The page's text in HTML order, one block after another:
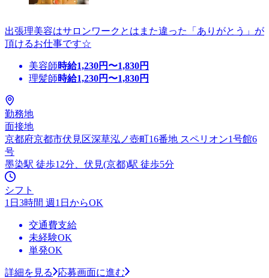
出張理美容はサロンワークとはまた違った「ありがとう」が
頂けるお仕事です☆
美容師時給1,230円〜1,830円
理髪師時給1,230円〜1,830円
勤務地
面接地
京都府京都市伏見区深草泓ノ壺町16番地 スペリオン1号館6
号
墨染駅 徒歩12分、伏見(京都)駅 徒歩5分
シフト
1日3時間 週1日からOK
交通費支給
未経験OK
単発OK
詳細を見る
応募画面に進む